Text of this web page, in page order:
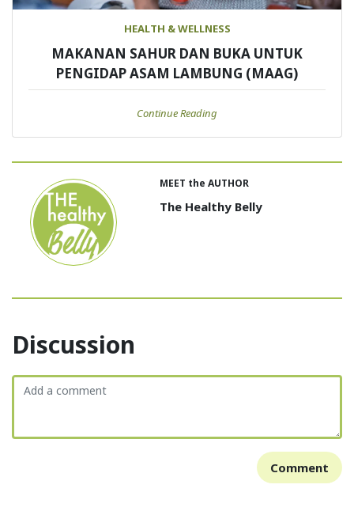
HEALTH & WELLNESS
MAKANAN SAHUR DAN BUKA UNTUK
PENGIDAP ASAM LAMBUNG (MAAG)
Continue Reading
MEET the AUTHOR
The Healthy Belly
Discussion
Comment